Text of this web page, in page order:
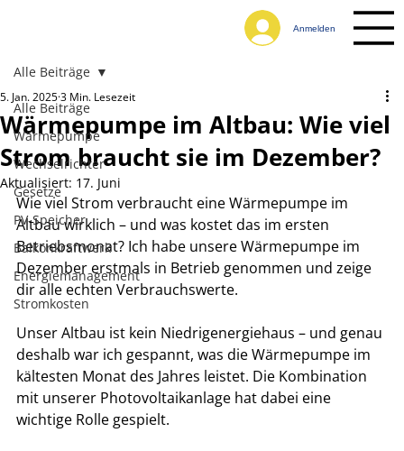
Anmelden
Alle Beiträge
Wärmepumpe
Wechselrichter
Gesetze
PV-Speicher
Balkonkraftwerk
Energiemanagement
Stromkosten
Alle Beiträge
Wärmepumpe im Altbau: Wie viel
Strom braucht sie im Dezember?
5. Jan. 20253 Min. Lesezeit
Aktualisiert: 17. Juni
Wie viel Strom verbraucht eine Wärmepumpe im
Altbau wirklich – und was kostet das im ersten
Betriebsmonat? Ich habe unsere Wärmepumpe im
Dezember erstmals in Betrieb genommen und zeige
dir alle echten Verbrauchswerte.
Unser Altbau ist kein Niedrigenergiehaus – und genau
deshalb war ich gespannt, was die Wärmepumpe im
kältesten Monat des Jahres leistet. Die Kombination
mit unserer Photovoltaikanlage hat dabei eine
wichtige Rolle gespielt.